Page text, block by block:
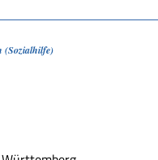
(Sozialhilfe)